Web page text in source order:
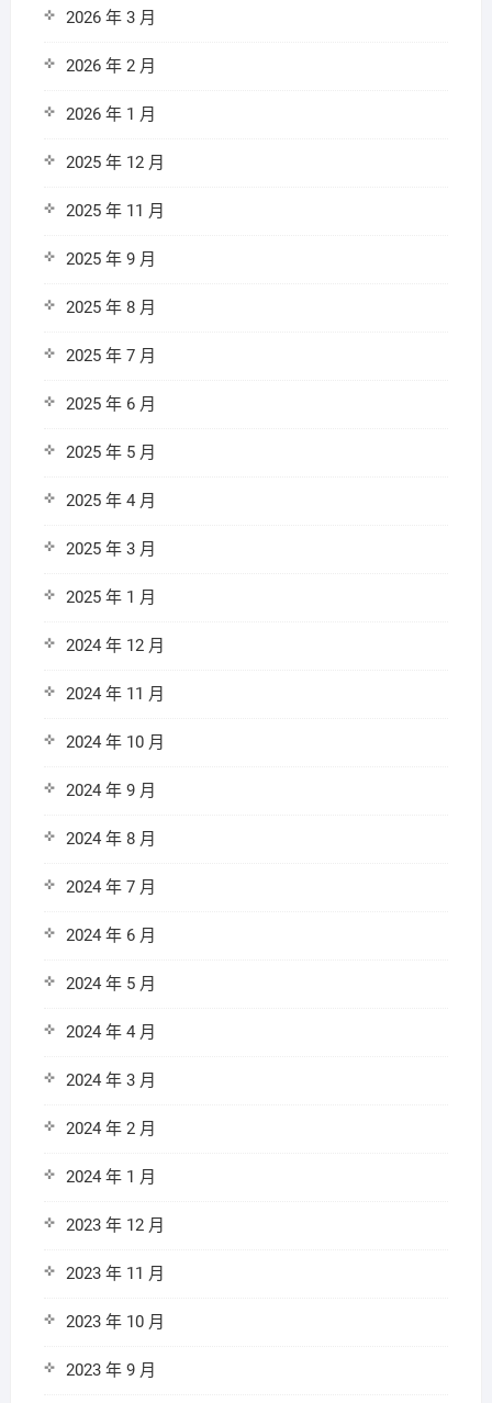
2026 年 3 月
2026 年 2 月
2026 年 1 月
2025 年 12 月
2025 年 11 月
2025 年 9 月
2025 年 8 月
2025 年 7 月
2025 年 6 月
2025 年 5 月
2025 年 4 月
2025 年 3 月
2025 年 1 月
2024 年 12 月
2024 年 11 月
2024 年 10 月
2024 年 9 月
2024 年 8 月
2024 年 7 月
2024 年 6 月
2024 年 5 月
2024 年 4 月
2024 年 3 月
2024 年 2 月
2024 年 1 月
2023 年 12 月
2023 年 11 月
2023 年 10 月
2023 年 9 月